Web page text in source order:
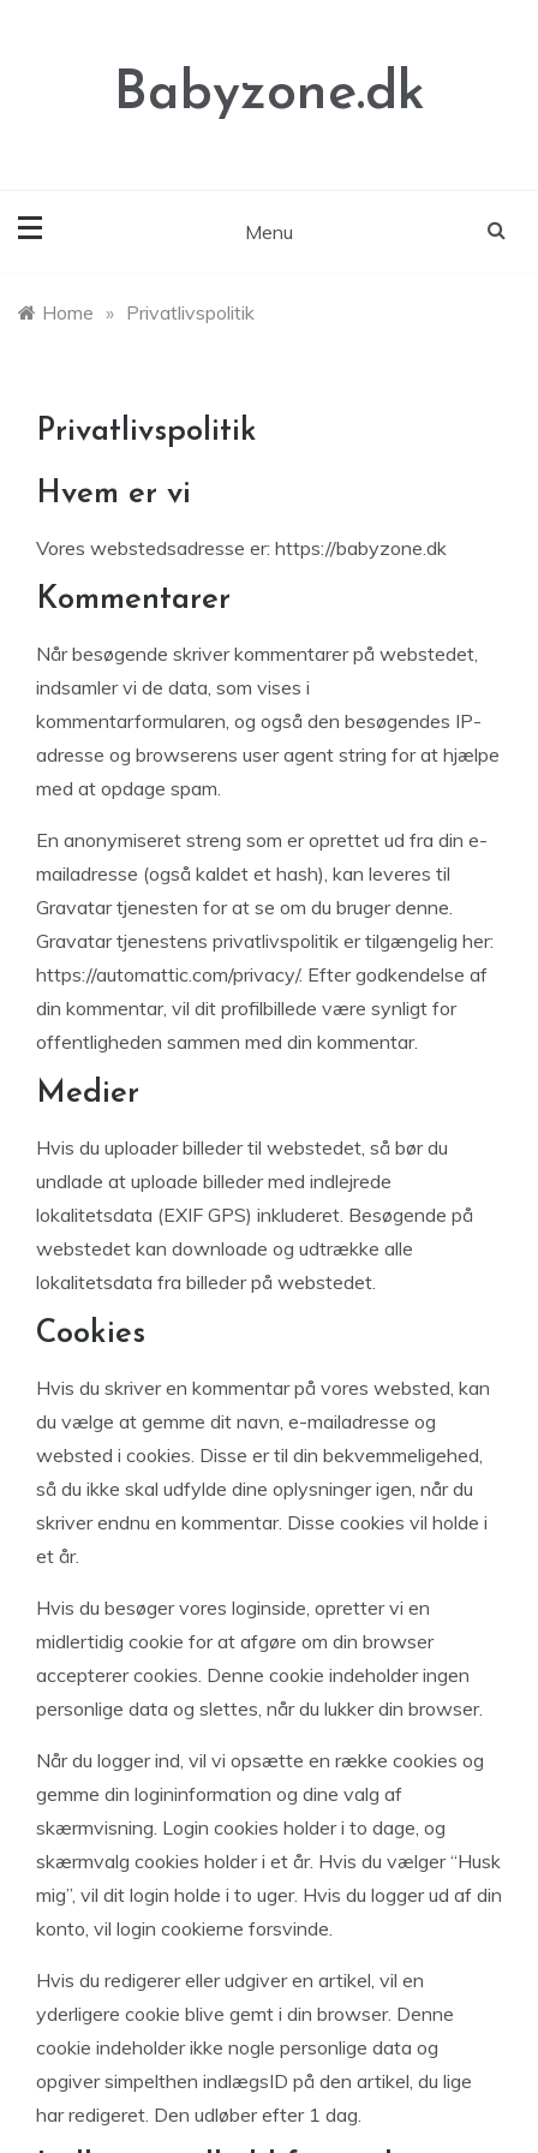
Babyzone.dk
Menu
Home » Privatlivspolitik
Privatlivspolitik
Hvem er vi
Vores webstedsadresse er: https://babyzone.dk
Kommentarer
Når besøgende skriver kommentarer på webstedet,
indsamler vi de data, som vises i
kommentarformularen, og også den besøgendes IP-
adresse og browserens user agent string for at hjælpe
med at opdage spam.
En anonymiseret streng som er oprettet ud fra din e-
mailadresse (også kaldet et hash), kan leveres til
Gravatar tjenesten for at se om du bruger denne.
Gravatar tjenestens privatlivspolitik er tilgængelig her:
https://automattic.com/privacy/. Efter godkendelse af
din kommentar, vil dit profilbillede være synligt for
offentligheden sammen med din kommentar.
Medier
Hvis du uploader billeder til webstedet, så bør du
undlade at uploade billeder med indlejrede
lokalitetsdata (EXIF GPS) inkluderet. Besøgende på
webstedet kan downloade og udtrække alle
lokalitetsdata fra billeder på webstedet.
Cookies
Hvis du skriver en kommentar på vores websted, kan
du vælge at gemme dit navn, e-mailadresse og
websted i cookies. Disse er til din bekvemmeligehed,
så du ikke skal udfylde dine oplysninger igen, når du
skriver endnu en kommentar. Disse cookies vil holde i
et år.
Hvis du besøger vores loginside, opretter vi en
midlertidig cookie for at afgøre om din browser
accepterer cookies. Denne cookie indeholder ingen
personlige data og slettes, når du lukker din browser.
Når du logger ind, vil vi opsætte en række cookies og
gemme din logininformation og dine valg af
skærmvisning. Login cookies holder i to dage, og
skærmvalg cookies holder i et år. Hvis du vælger “Husk
mig”, vil dit login holde i to uger. Hvis du logger ud af din
konto, vil login cookierne forsvinde.
Hvis du redigerer eller udgiver en artikel, vil en
yderligere cookie blive gemt i din browser. Denne
cookie indeholder ikke nogle personlige data og
opgiver simpelthen indlægsID på den artikel, du lige
har redigeret. Den udløber efter 1 dag.